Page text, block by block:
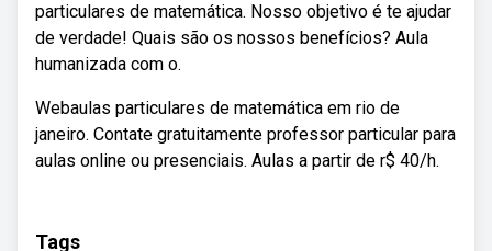
particulares de matemática. Nosso objetivo é te ajudar
de verdade! Quais são os nossos benefícios? Aula
humanizada com o.
Webaulas particulares de matemática em rio de
janeiro. Contate gratuitamente professor particular para
aulas online ou presenciais. Aulas a partir de r$ 40/h.
Tags